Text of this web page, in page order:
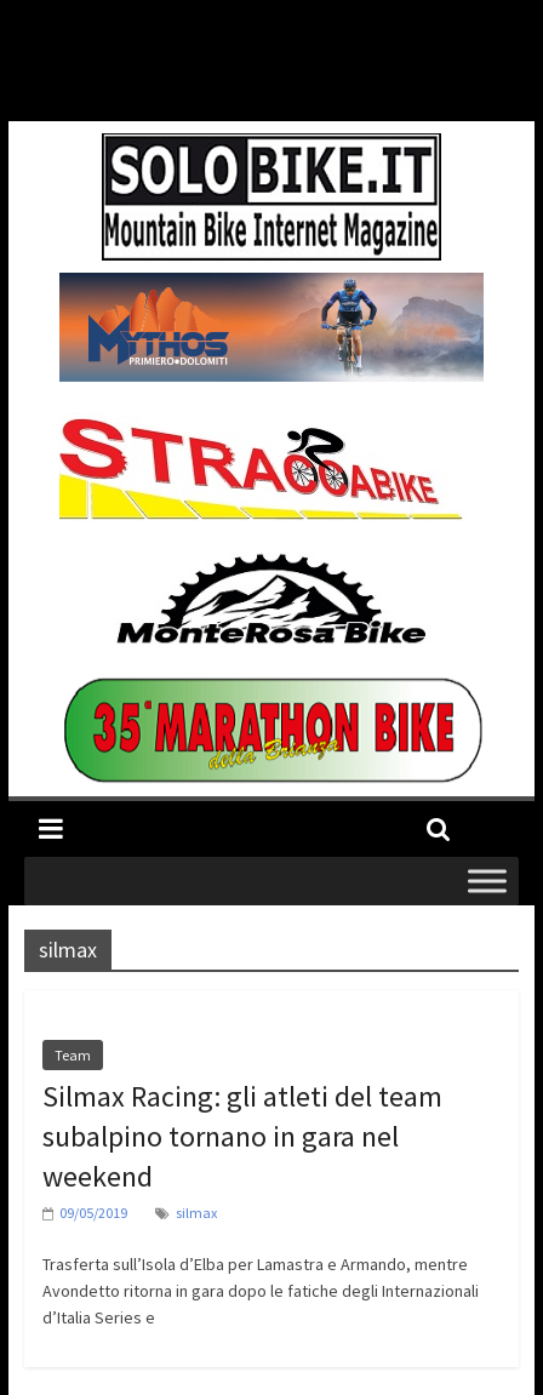
silmax
Team
Silmax Racing: gli atleti del team
subalpino tornano in gara nel
weekend
09/05/2019 silmax
Trasferta sull’Isola d’Elba per Lamastra e Armando, mentre
Avondetto ritorna in gara dopo le fatiche degli Internazionali
d’Italia Series e